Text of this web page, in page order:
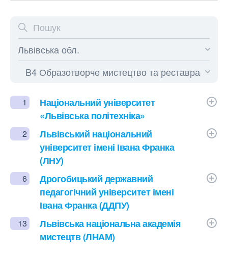
1
Національний університет
«Львівська політехніка»
2
Львівський національний
університет імені Івана Франка
(ЛНУ)
6
Дрогобицький державний
педагогічний університет імені
Івана Франка (ДДПУ)
13
Львівська національна академія
мистецтв (ЛНАМ)